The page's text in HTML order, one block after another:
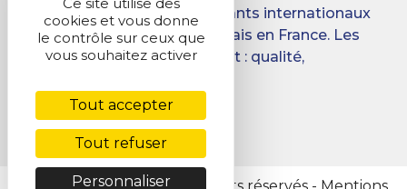
d’écoles destinées aux étudiants internationaux
désireux d’apprendre le français en France. Les
objectifs du Groupement sont : qualité,
Facebook
LinkedIn
cookies et vous donne
le contrôle sur ceux que
vous souhaitez activer
Tout accepter
Tout refuser
Personnaliser